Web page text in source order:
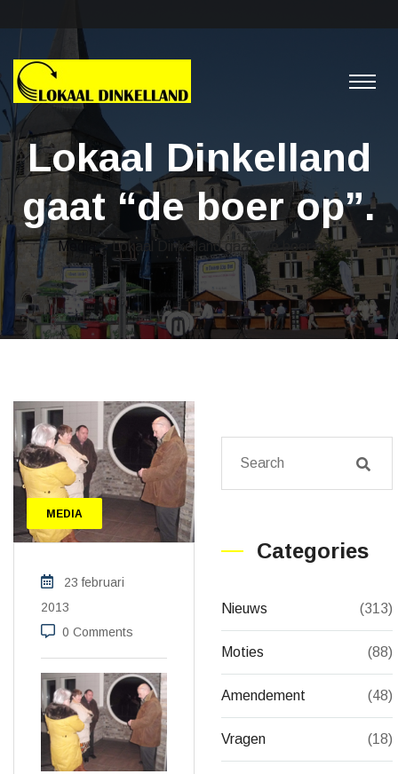
Lokaal Dinkelland
gaat “de boer op”.
Media > Lokaal Dinkelland gaat “de boer op”.
MEDIA
23 februari
2013
0 Comments
Categories
Nieuws (313)
Moties (88)
Amendement (48)
Vragen (18)